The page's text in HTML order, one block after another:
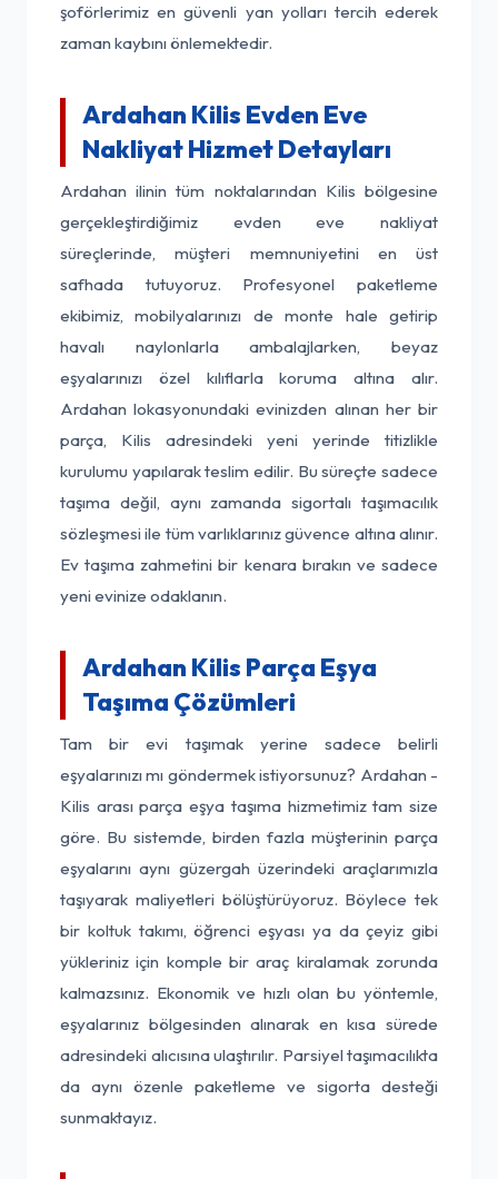
şoförlerimiz en güvenli yan yolları tercih ederek
zaman kaybını önlemektedir.
Ardahan Kilis Evden Eve
Nakliyat Hizmet Detayları
Ardahan ilinin tüm noktalarından Kilis bölgesine
gerçekleştirdiğimiz evden eve nakliyat
süreçlerinde, müşteri memnuniyetini en üst
safhada tutuyoruz. Profesyonel paketleme
ekibimiz, mobilyalarınızı de monte hale getirip
havalı naylonlarla ambalajlarken, beyaz
eşyalarınızı özel kılıflarla koruma altına alır.
Ardahan lokasyonundaki evinizden alınan her bir
parça, Kilis adresindeki yeni yerinde titizlikle
kurulumu yapılarak teslim edilir. Bu süreçte sadece
taşıma değil, aynı zamanda sigortalı taşımacılık
sözleşmesi ile tüm varlıklarınız güvence altına alınır.
Ev taşıma zahmetini bir kenara bırakın ve sadece
yeni evinize odaklanın.
Ardahan Kilis Parça Eşya
Taşıma Çözümleri
Tam bir evi taşımak yerine sadece belirli
eşyalarınızı mı göndermek istiyorsunuz? Ardahan -
Kilis arası parça eşya taşıma hizmetimiz tam size
göre. Bu sistemde, birden fazla müşterinin parça
eşyalarını aynı güzergah üzerindeki araçlarımızla
taşıyarak maliyetleri bölüştürüyoruz. Böylece tek
bir koltuk takımı, öğrenci eşyası ya da çeyiz gibi
yükleriniz için komple bir araç kiralamak zorunda
kalmazsınız. Ekonomik ve hızlı olan bu yöntemle,
eşyalarınız bölgesinden alınarak en kısa sürede
adresindeki alıcısına ulaştırılır. Parsiyel taşımacılıkta
da aynı özenle paketleme ve sigorta desteği
sunmaktayız.